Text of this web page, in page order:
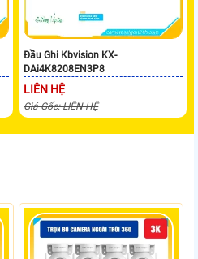
Đầu Ghi Kbvision KX-
DAi4K8208EN3P8
LIÊN HỆ
Giá Gốc: LIÊN HỆ